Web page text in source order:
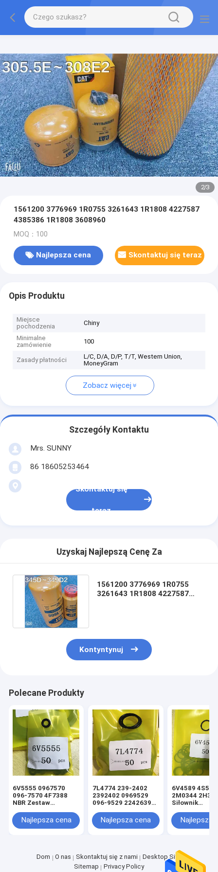
2/3
1561200 3776969 1R0755 3261643 1R1808 4227587
4385386 1R1808 3608960
MOQ：100
Najlepsza cena Skontaktuj się teraz
Opis Produktu
Miejsce
pochodzenia
Chiny
Minimalne
zamówienie
100
Zasady płatności
L/C, D/A, D/P, T/T, Western Union,
MoneyGram
Zobacz więcej
Szczegóły Kontaktu
Mrs. SUNNY
86 18605253464
Skontaktuj się
teraz
Uzyskaj Najlepszą Cenę Za
1561200 3776969 1R0755
3261643 1R1808 4227587
Kontyntynuj
Polecane Produkty
6V5555 0967570
096-7570 4F7388
NBR Zestaw
hydraulicznego z
czarnym oringiem
Najlepsza cena
7L4774 239-2402
2392402 0969529
096-9529 2242639
Czarny Oring Zestaw
uszczelek siłownika
Najlepsza cena
6V4589
2M0344
Siłownik
podnośnika i
kierowniczego
Najlepsza
Dom O nas Skontaktuj się z nami
Desktop Site
Sitemap
Privacy Policy